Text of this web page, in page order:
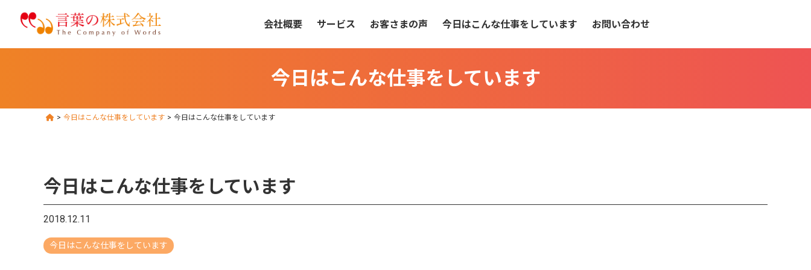
会社概要 サービス お客さまの声 今日はこんな仕事をしています お問い合わせ
今日はこんな仕事をしています
> 今日はこんな仕事をしています > 今日はこんな仕事をしています
今日はこんな仕事をしています
2018.12.11
今日はこんな仕事をしています